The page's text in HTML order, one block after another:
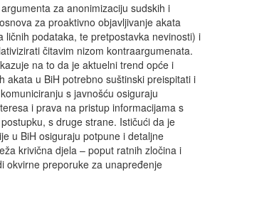
za anonimizaciju sudskih i
za proaktivno objavljivanje akata
podataka, te pretpostavka nevinosti) i
čitavim nizom kontraargumenata.
na to da je aktuelni trend opće i
akata u BiH potrebno suštinski preispitati i
s javnošću osiguraju
i prava na pristup informacijama s
s druge strane. Ističući da je
u BiH osiguraju potpune i detaljne
krivična djela – poput ratnih zločina i
okvirne preporuke za unapređenje